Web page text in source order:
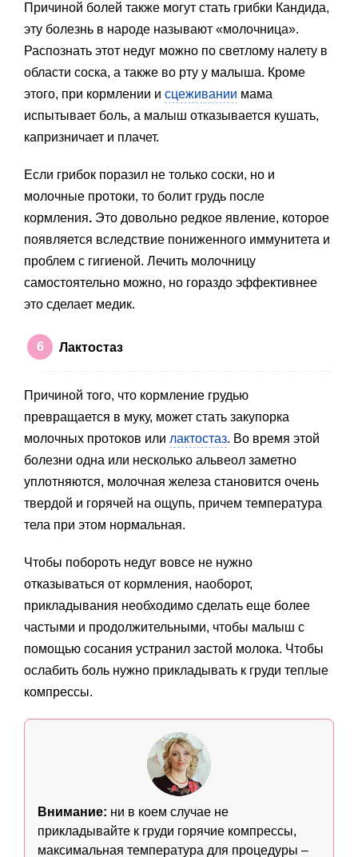
Причиной болей также могут стать грибки Кандида,
эту болезнь в народе называют «молочница».
Распознать этот недуг можно по светлому налету в
области соска, а также во рту у малыша. Кроме
этого, при кормлении и сцеживании мама
испытывает боль, а малыш отказывается кушать,
капризничает и плачет.
Если грибок поразил не только соски, но и
молочные протоки, то болит грудь после
кормления. Это довольно редкое явление, которое
появляется вследствие пониженного иммунитета и
проблем с гигиеной. Лечить молочницу
самостоятельно можно, но гораздо эффективнее
это сделает медик.
Лактостаз
Причиной того, что кормление грудью
превращается в муку, может стать закупорка
молочных протоков или лактостаз. Во время этой
болезни одна или несколько альвеол заметно
уплотняются, молочная железа становится очень
твердой и горячей на ощупь, причем температура
тела при этом нормальная.
Чтобы побороть недуг вовсе не нужно
отказываться от кормления, наоборот,
прикладывания необходимо сделать еще более
частыми и продолжительными, чтобы малыш с
помощью сосания устранил застой молока. Чтобы
ослабить боль нужно прикладывать к груди теплые
компрессы.
Внимание: ни в коем случае не
прикладывайте к груди горячие компрессы,
максимальная температура для процедуры –